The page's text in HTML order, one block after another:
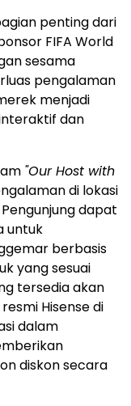
penting dari
FIFA World
sesama
pengalaman
menjadi
dan
"Our Host with
di lokasi
dapat
untuk
berbasis
yang sesuai
tersedia akan
Hisense di
dalam
diskon secara